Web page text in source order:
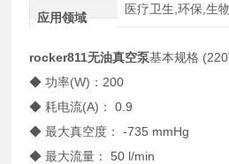
应用领域
医疗卫生,环保,生
rocker811无油真空泵基本规格
◆ 功率(W)：200
◆ 耗电流(A)： 0.9
◆ 最大真空度： -735 mmHg
◆ 最大流量： 50 l/min